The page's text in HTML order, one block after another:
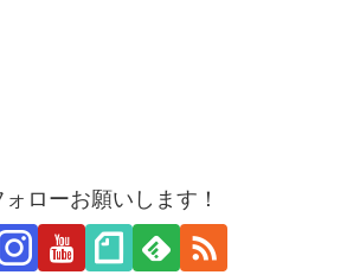
ローお願いします！